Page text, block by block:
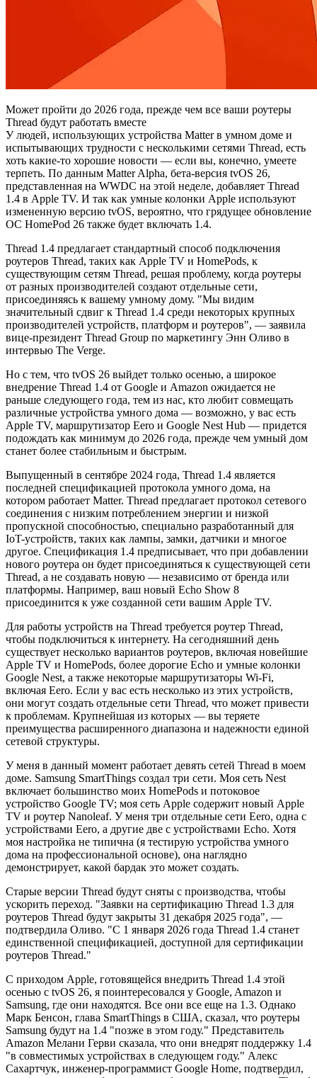
Может пройти до 2026 года, прежде чем все ваши роутеры
Thread будут работать вместе
У людей, использующих устройства Matter в умном доме и
испытывающих трудности с несколькими сетями Thread, есть
хоть какие-то хорошие новости — если вы, конечно, умеете
терпеть. По данным Matter Alpha, бета-версия tvOS 26,
представленная на WWDC на этой неделе, добавляет Thread
1.4 в Apple TV. И так как умные колонки Apple используют
измененную версию tvOS, вероятно, что грядущее обновление
ОС HomePod 26 также будет включать 1.4.
Thread 1.4 предлагает стандартный способ подключения
роутеров Thread, таких как Apple TV и HomePods, к
существующим сетям Thread, решая проблему, когда роутеры
от разных производителей создают отдельные сети,
присоединяясь к вашему умному дому. "Мы видим
значительный сдвиг к Thread 1.4 среди некоторых крупных
производителей устройств, платформ и роутеров", — заявила
вице-президент Thread Group по маркетингу Энн Оливо в
интервью The Verge.
Но с тем, что tvOS 26 выйдет только осенью, а широкое
внедрение Thread 1.4 от Google и Amazon ожидается не
раньше следующего года, тем из нас, кто любит совмещать
различные устройства умного дома — возможно, у вас есть
Apple TV, маршрутизатор Eero и Google Nest Hub — придется
подождать как минимум до 2026 года, прежде чем умный дом
станет более стабильным и быстрым.
Выпущенный в сентябре 2024 года, Thread 1.4 является
последней спецификацией протокола умного дома, на
котором работает Matter. Thread предлагает протокол сетевого
соединения с низким потреблением энергии и низкой
пропускной способностью, специально разработанный для
IoT-устройств, таких как лампы, замки, датчики и многое
другое. Спецификация 1.4 предписывает, что при добавлении
нового роутера он будет присоединяться к существующей сети
Thread, а не создавать новую — независимо от бренда или
платформы. Например, ваш новый Echo Show 8
присоединится к уже созданной сети вашим Apple TV.
Для работы устройств на Thread требуется роутер Thread,
чтобы подключиться к интернету. На сегодняшний день
существует несколько вариантов роутеров, включая новейшие
Apple TV и HomePods, более дорогие Echo и умные колонки
Google Nest, а также некоторые маршрутизаторы Wi-Fi,
включая Eero. Если у вас есть несколько из этих устройств,
они могут создать отдельные сети Thread, что может привести
к проблемам. Крупнейшая из которых — вы теряете
преимущества расширенного диапазона и надежности единой
сетевой структуры.
У меня в данный момент работает девять сетей Thread в моем
доме. Samsung SmartThings создал три сети. Моя сеть Nest
включает большинство моих HomePods и потоковое
устройство Google TV; моя сеть Apple содержит новый Apple
TV и роутер Nanoleaf. У меня три отдельные сети Eero, одна с
устройствами Eero, а другие две с устройствами Echo. Хотя
моя настройка не типична (я тестирую устройства умного
дома на профессиональной основе), она наглядно
демонстрирует, какой бардак это может создать.
Старые версии Thread будут сняты с производства, чтобы
ускорить переход. "Заявки на сертификацию Thread 1.3 для
роутеров Thread будут закрыты 31 декабря 2025 года", —
подтвердила Оливо. "С 1 января 2026 года Thread 1.4 станет
единственной спецификацией, доступной для сертификации
роутеров Thread."
С приходом Apple, готовящейся внедрить Thread 1.4 этой
осенью с tvOS 26, я поинтересовался у Google, Amazon и
Samsung, где они находятся. Все они все еще на 1.3. Однако
Марк Бенсон, глава SmartThings в США, сказал, что роутеры
Samsung будут на 1.4 "позже в этом году." Представитель
Amazon Мелани Герви сказала, что они внедрят поддержку 1.4
"в совместимых устройствах в следующем году." Алекс
Сахартчук, инженер-программист Google Home, подтвердил,